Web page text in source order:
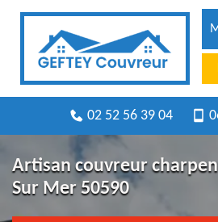
02 52 56 39 04
Artisan couvreur
Sur Mer 50590